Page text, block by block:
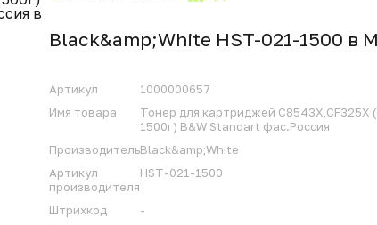
Black&amp;White HST-021-1500 в
Артикул
1000000657
Имя товара
Тонер для картриджей C8543X,CF325X
1500г) B&W Standart фас.Россия
ПроизводительBlack&amp;White
Артикул
производителя
HST-021-1500
Штрихкод
-